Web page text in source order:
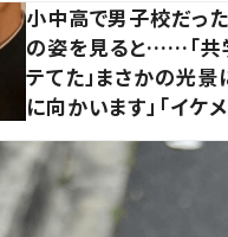
小中高で男子校だっ
の姿を見ると……「共
テてた」まさかの光景
に向かいます」「イケ